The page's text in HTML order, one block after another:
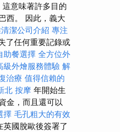
這意味著許多目的
西。 因此，義大
潔公司介紹 專注
了任何重要記錄或
助餐選擇 全方位外
級外燴服務體驗 解
治療 值得信賴的
北 按摩 年開始生
金，而且還可以
擇 毛孔粗大的有效
國脫歐後簽署了